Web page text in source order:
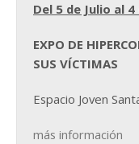
Del 5 de Julio al
EXPO DE
SUS VÍCTIMAS
Espacio Joven
más información